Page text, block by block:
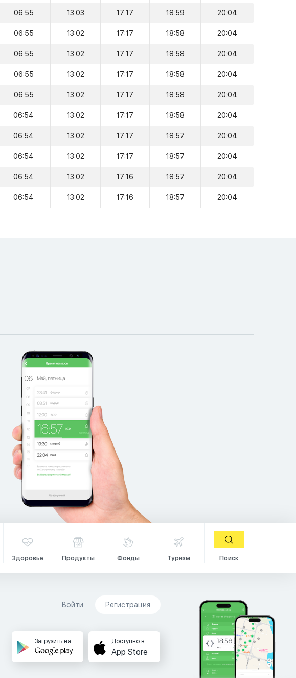
06:55 13:03 17:17 18:59 20:04
06:55 13:02 17:17 18:58 20:04
06:55 13:02 17:17 18:58 20:04
06:55 13:02 17:17 18:58 20:04
06:55 13:02 17:17 18:58 20:04
06:54 13:02 17:17 18:58 20:04
06:54 13:02 17:17 18:57 20:04
06:54 13:02 17:17 18:57 20:04
06:54 13:02 17:16 18:57 20:04
06:54 13:02 17:16 18:57 20:04
Здоровье Продукты Фонды Туризм Поиск
Войти Регистрация
Загрузить на Доступно в
App Store